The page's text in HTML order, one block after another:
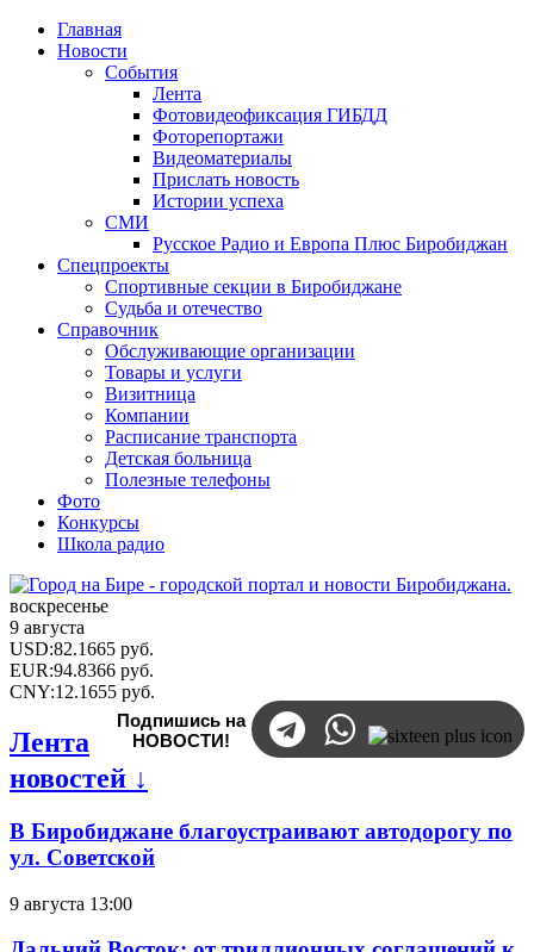
Главная
Новости
События
Лента
Фотовидеофиксация ГИБДД
Фоторепортажи
Видеоматериалы
Прислать новость
Истории успеха
СМИ
Русское Радио и Европа Плюс Биробиджан
Спецпроекты
Спортивные секции в Биробиджане
Судьба и отечество
Справочник
Обслуживающие организации
Товары и услуги
Визитница
Компании
Расписание транспорта
Детская больница
Полезные телефоны
Фото
Конкурсы
Школа радио
воскресенье
9 августа
USD:82.1665 руб.
EUR:94.8366 руб.
CNY:12.1655 руб.
Подпишись на
НОВОСТИ!
Лента
новостей ↓
В Биробиджане благоустраивают автодорогу по
ул. Советской
9 августа 13:00